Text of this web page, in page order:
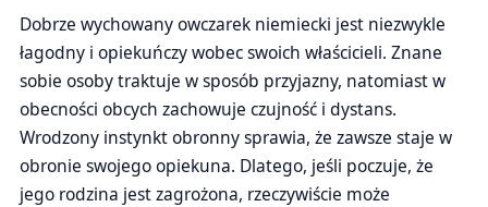
Dobrze wychowany owczarek niemiecki jest niezwykle
łagodny i opiekuńczy wobec swoich właścicieli. Znane
sobie osoby traktuje w sposób przyjazny, natomiast w
obecności obcych zachowuje czujność i dystans.
Wrodzony instynkt obronny sprawia, że zawsze staje w
obronie swojego opiekuna. Dlatego, jeśli poczuje, że
jego rodzina jest zagrożona, rzeczywiście może